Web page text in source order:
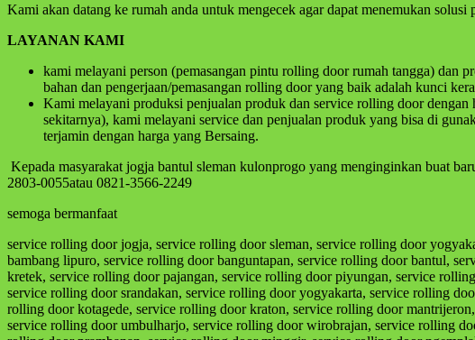
Kami akan datang ke rumah anda untuk mengecek agar dapat menemukan
LAYANAN KAMI
kami melayani person (pemasangan pintu rolling door rumah tangga) dan
bahan dan pengerjaan/pemasangan rolling door yang baik adalah kunci
Kami melayani produksi penjualan produk dan service rolling door
sekitarnya), kami melayani service dan penjualan produk yang bisa di
terjamin dengan harga yang Bersaing.
Kepada masyarakat jogja bantul sleman kulonprogo yang menginginkan buat
2803-0055atau 0821-3566-2249
semoga bermanfaat
service rolling door jogja, service rolling door sleman, service rolling door
bambang lipuro, service rolling door banguntapan, service rolling door bantul,
kretek, service rolling door pajangan, service rolling door piyungan, service
service rolling door srandakan, service rolling door yogyakarta, service rolling
rolling door kotagede, service rolling door kraton, service rolling door
service rolling door umbulharjo, service rolling door wirobrajan, service rolling